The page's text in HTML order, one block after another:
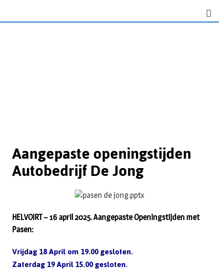
Aangepaste openingstijden
Autobedrijf De Jong
HELVOIRT – 16 april 2025. Aangepaste Openingstijden met
Pasen:
Vrijdag 18 April om 19.00 gesloten.
Zaterdag 19 April 15.00 gesloten.